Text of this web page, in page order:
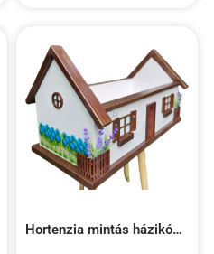
Hortenzia mintás házikós virágláda